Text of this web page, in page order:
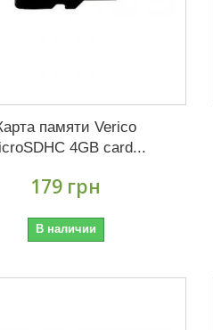
памяти Verico
4GB card...
179 грн
В наличии